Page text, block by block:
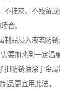
不挂灰、不残留
合。
制品浸入液态防
要加热到一定温度
把防锈油涂于金
品更宜用此法。